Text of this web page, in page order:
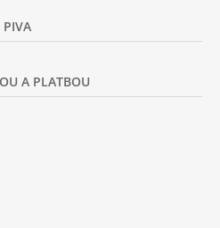
PIVA
A PLATBOU